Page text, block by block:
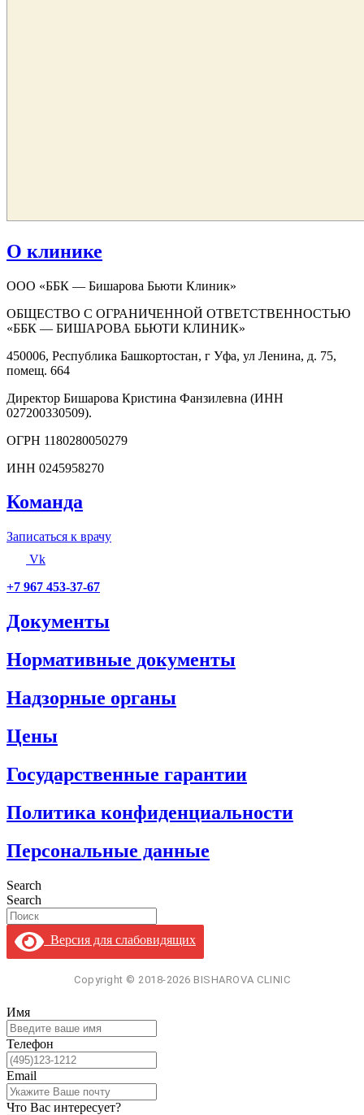
О клинике
ООО «ББК — Бишарова Бьюти Клиник»
ОБЩЕСТВО С ОГРАНИЧЕННОЙ ОТВЕТСТВЕННОСТЬЮ
«ББК — БИШАРОВА БЬЮТИ КЛИНИК»
450006, Республика Башкортостан, г Уфа, ул Ленина, д. 75,
помещ. 664
Директор Бишарова Кристина Фанзилевна (ИНН
027200330509).
ОГРН 1180280050279
ИНН 0245958270
Команда
Записаться к врачу
Vk
+7 967 453-37-67
Документы
Нормативные документы
Надзорные органы
Цены
Государственные гарантии
Политика конфиденциальности
Персональные данные
Search
Search
Версия для слабовидящих
Имя
Телефон
Email
Что Вас интересует?